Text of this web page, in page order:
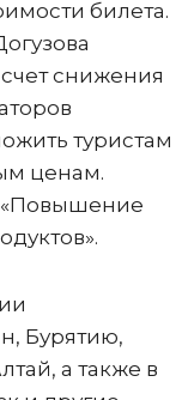
билета.
снижения
туристам
ценам.
«Повышение
Бурятию,
а также в